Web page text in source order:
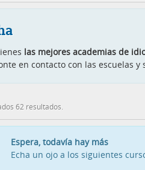
las mejores academias de
en contacto con las escuelas
62 resultados.
Espera, todavía hay más
Echa un ojo a los siguientes